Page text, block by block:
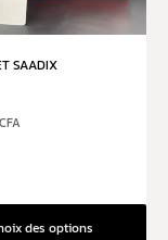
SAADIX
CFA
des options